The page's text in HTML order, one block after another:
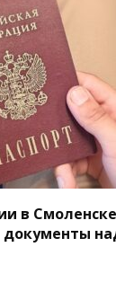
в
документы